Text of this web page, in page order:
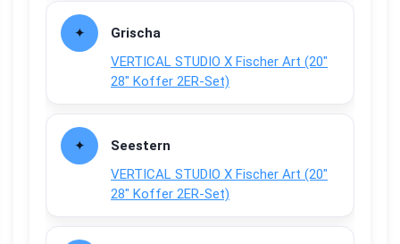
Grischa
VERTICAL STUDIO X Fischer Art (20″
28″ Koffer 2ER-Set)
Seestern
VERTICAL STUDIO X Fischer Art (20″
28″ Koffer 2ER-Set)